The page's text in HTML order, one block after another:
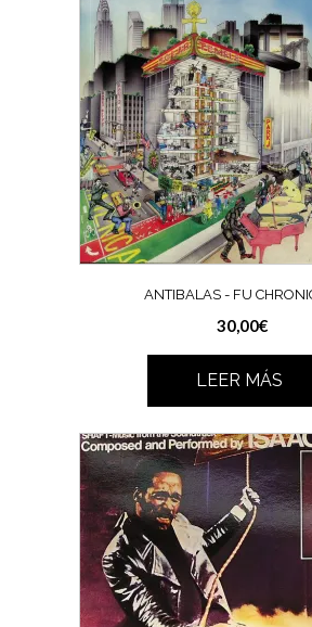
ANTIBALAS ‎- FU
30,00€
LEER MÁS